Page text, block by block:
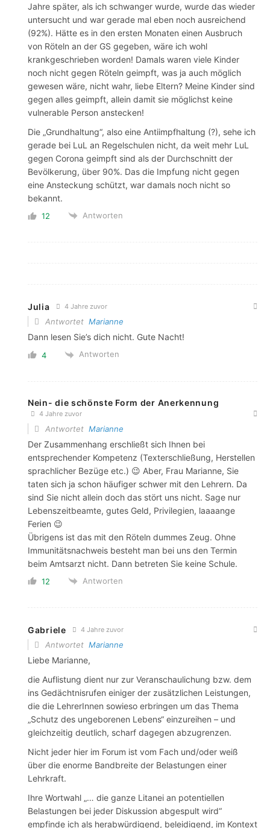
Jahre später, als ich schwanger wurde, wurde das wieder
untersucht und war gerade mal eben noch ausreichend
(92%). Hätte es in den ersten Monaten einen Ausbruch
von Röteln an der GS gegeben, wäre ich wohl
krankgeschrieben worden! Damals waren viele Kinder
noch nicht gegen Röteln geimpft, was ja auch möglich
gewesen wäre, nicht wahr, liebe Eltern? Meine Kinder sind
gegen alles geimpft, allein damit sie möglichst keine
vulnerable Person anstecken!
Die „Grundhaltung“, also eine Antiimpfhaltung (?), sehe ich
gerade bei LuL an Regelschulen nicht, da weit mehr LuL
gegen Corona geimpft sind als der Durchschnitt der
Bevölkerung, über 90%. Das die Impfung nicht gegen
eine Ansteckung schützt, war damals noch nicht so
bekannt.
12 Antworten
Julia 4 Jahre zuvor
Antwortet Marianne
Dann lesen Sie’s dich nicht. Gute Nacht!
4 Antworten
Nein- die schönste Form der Anerkennung
4 Jahre zuvor
Antwortet Marianne
Der Zusammenhang erschließt sich Ihnen bei
entsprechender Kompetenz (Texterschließung, Herstellen
sprachlicher Bezüge etc.) 😉 Aber, Frau Marianne, Sie
taten sich ja schon häufiger schwer mit den Lehrern. Da
sind Sie nicht allein doch das stört uns nicht. Sage nur
Lebenszeitbeamte, gutes Geld, Privilegien, laaaange
Ferien 😉
Übrigens ist das mit den Röteln dummes Zeug. Ohne
Immunitätsnachweis besteht man bei uns den Termin
beim Amtsarzt nicht. Dann betreten Sie keine Schule.
12 Antworten
Gabriele 4 Jahre zuvor
Antwortet Marianne
Liebe Marianne,
die Auflistung dient nur zur Veranschaulichung bzw. dem
ins Gedächtnisrufen einiger der zusätzlichen Leistungen,
die die LehrerInnen sowieso erbringen um das Thema
„Schutz des ungeborenen Lebens“ einzureihen – und
gleichzeitig deutlich, scharf dagegen abzugrenzen.
Nicht jeder hier im Forum ist vom Fach und/oder weiß
über die enorme Bandbreite der Belastungen einer
Lehrkraft.
Ihre Wortwahl „… die ganze Litanei an potentiellen
Belastungen bei jeder Diskussion abgespult wird“
empfinde ich als herabwürdigend, beleidigend, im Kontext